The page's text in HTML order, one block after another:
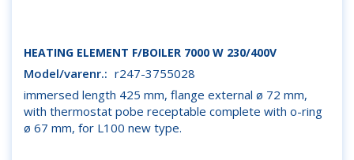
HEATING ELEMENT F/BOILER 7000 W 230/400V
Model/varenr.: r247-3755028
immersed length 425 mm, flange external ø 72 mm,
with thermostat pobe receptable complete with o-ring
ø 67 mm, for L100 new type.